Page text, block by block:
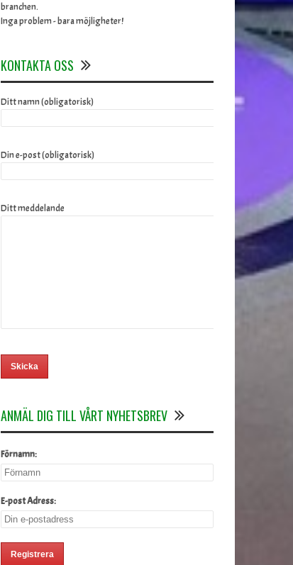
branchen.
Inga problem - bara möjligheter!
KONTAKTA OSS
Ditt namn (obligatorisk)
Din e-post (obligatorisk)
Ditt meddelande
ANMÄL DIG TILL VÅRT NYHETSBREV
Förnamn:
E-post Adress: